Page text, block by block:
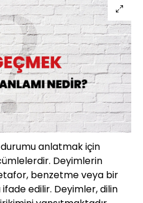
anlatmak için
Deyimlerin
benzetme veya bir
edilir. Deyimler, dilin